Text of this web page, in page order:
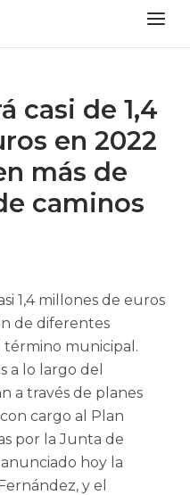
Menu
casi de 1,4
en 2022
más de
caminos
1,4 millones de euros
de diferentes
término municipal.
a lo largo del
a través de planes
cargo al Plan
por la Junta de
hoy la
y el